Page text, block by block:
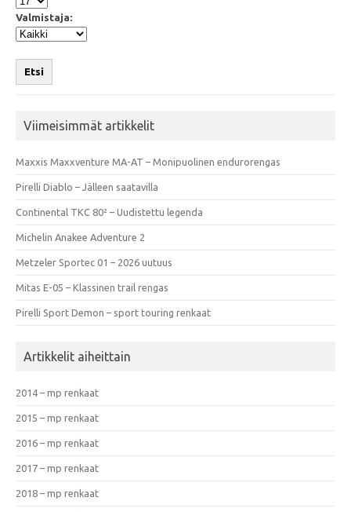
Valmistaja:
Etsi
Viimeisimmät artikkelit
Maxxis Maxxventure MA-AT – Monipuolinen endurorengas
Pirelli Diablo – Jälleen saatavilla
Continental TKC 80² – Uudistettu legenda
Michelin Anakee Adventure 2
Metzeler Sportec 01 – 2026 uutuus
Mitas E-05 – Klassinen trail rengas
Pirelli Sport Demon – sport touring renkaat
Artikkelit aiheittain
2014 – mp renkaat
2015 – mp renkaat
2016 – mp renkaat
2017 – mp renkaat
2018 – mp renkaat